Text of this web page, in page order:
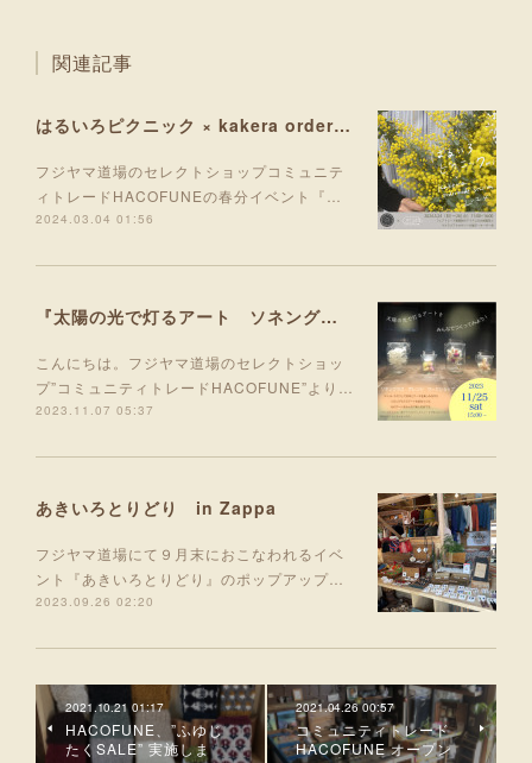
関連記事
はるいろピクニック × kakera ordermade session 2024
フジヤマ道場のセレクトショップコミュニテ
ィトレードHACOFUNEの春分イベント『…
2024.03.04 01:56
『太陽の光で灯るアート ソネングラスのアレンジワークショップ』
こんにちは。フジヤマ道場のセレクトショッ
プ”コミュニティトレードHACOFUNE”より…
2023.11.07 05:37
あきいろとりどり in Zappa
フジヤマ道場にて９月末におこなわれるイベ
ント『あきいろとりどり』のポップアップ…
2023.09.26 02:20
2021.10.21 01:17
HACOFUNE、”ふゆじ
たくSALE” 実施しま
2021.04.26 00:57
コミュニティトレード
HACOFUNE オープン